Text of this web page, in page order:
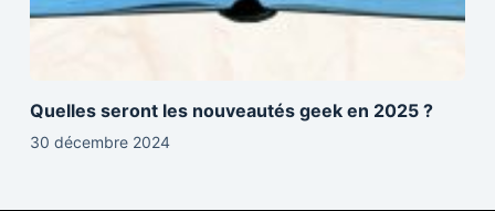
Quelles seront les nouveautés geek en 2025 ?
30 décembre 2024